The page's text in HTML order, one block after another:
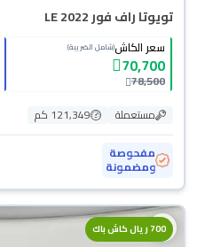
تويوتا راف فور LE 2022
سعر الكاش(شامل الضريبة)
70,700
78,500
مستعملة
121,349 كم
مفحوصة
ومضمونة
700 ريال كاش باك